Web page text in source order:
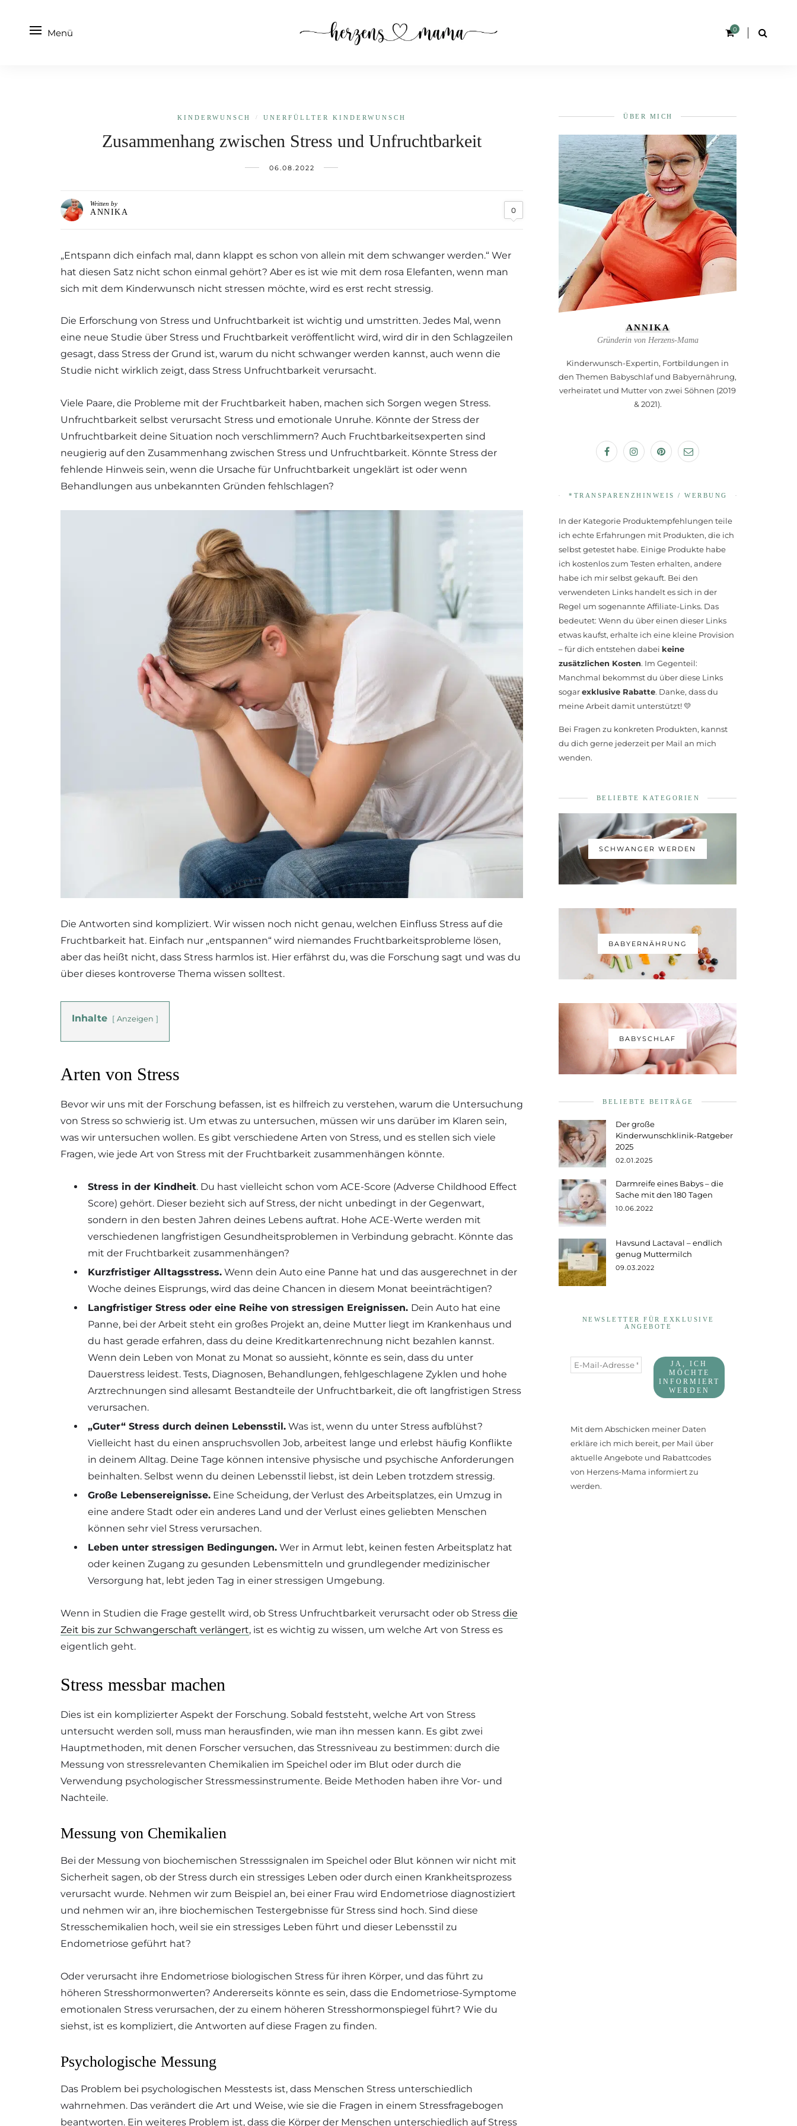
Menü 0
KINDERWUNSCH / UNERFÜLLTER KINDERWUNSCH
Zusammenhang zwischen Stress und Unfruchtbarkeit
06.08.2022
Written by
ANNIKA 0
„Entspann dich einfach mal, dann klappt es schon von allein mit dem schwanger werden.“ Wer
hat diesen Satz nicht schon einmal gehört? Aber es ist wie mit dem rosa Elefanten, wenn man
sich mit dem Kinderwunsch nicht stressen möchte, wird es erst recht stressig.
Die Erforschung von Stress und Unfruchtbarkeit ist wichtig und umstritten. Jedes Mal, wenn
eine neue Studie über Stress und Fruchtbarkeit veröffentlicht wird, wird dir in den Schlagzeilen
gesagt, dass Stress der Grund ist, warum du nicht schwanger werden kannst, auch wenn die
Studie nicht wirklich zeigt, dass Stress Unfruchtbarkeit verursacht.
Viele Paare, die Probleme mit der Fruchtbarkeit haben, machen sich Sorgen wegen Stress.
Unfruchtbarkeit selbst verursacht Stress und emotionale Unruhe. Könnte der Stress der
Unfruchtbarkeit deine Situation noch verschlimmern? Auch Fruchtbarkeitsexperten sind
neugierig auf den Zusammenhang zwischen Stress und Unfruchtbarkeit. Könnte Stress der
fehlende Hinweis sein, wenn die Ursache für Unfruchtbarkeit ungeklärt ist oder wenn
Behandlungen aus unbekannten Gründen fehlschlagen?
Die Antworten sind kompliziert. Wir wissen noch nicht genau, welchen Einfluss Stress auf die
Fruchtbarkeit hat. Einfach nur „entspannen“ wird niemandes Fruchtbarkeitsprobleme lösen,
aber das heißt nicht, dass Stress harmlos ist. Hier erfährst du, was die Forschung sagt und was du
über dieses kontroverse Thema wissen solltest.
Inhalte Anzeigen
Arten von Stress
Bevor wir uns mit der Forschung befassen, ist es hilfreich zu verstehen, warum die Untersuchung
von Stress so schwierig ist. Um etwas zu untersuchen, müssen wir uns darüber im Klaren sein,
was wir untersuchen wollen. Es gibt verschiedene Arten von Stress, und es stellen sich viele
Fragen, wie jede Art von Stress mit der Fruchtbarkeit zusammenhängen könnte.
Stress in der Kindheit. Du hast vielleicht schon vom ACE-Score (Adverse Childhood Effect
Score) gehört. Dieser bezieht sich auf Stress, der nicht unbedingt in der Gegenwart,
sondern in den besten Jahren deines Lebens auftrat. Hohe ACE-Werte werden mit
verschiedenen langfristigen Gesundheitsproblemen in Verbindung gebracht. Könnte das
mit der Fruchtbarkeit zusammenhängen?
Kurzfristiger Alltagsstress. Wenn dein Auto eine Panne hat und das ausgerechnet in der
Woche deines Eisprungs, wird das deine Chancen in diesem Monat beeinträchtigen?
Langfristiger Stress oder eine Reihe von stressigen Ereignissen. Dein Auto hat eine
Panne, bei der Arbeit steht ein großes Projekt an, deine Mutter liegt im Krankenhaus und
du hast gerade erfahren, dass du deine Kreditkartenrechnung nicht bezahlen kannst.
Wenn dein Leben von Monat zu Monat so aussieht, könnte es sein, dass du unter
Dauerstress leidest. Tests, Diagnosen, Behandlungen, fehlgeschlagene Zyklen und hohe
Arztrechnungen sind allesamt Bestandteile der Unfruchtbarkeit, die oft langfristigen Stress
verursachen.
„Guter“ Stress durch deinen Lebensstil. Was ist, wenn du unter Stress aufblühst?
Vielleicht hast du einen anspruchsvollen Job, arbeitest lange und erlebst häufig Konflikte
in deinem Alltag. Deine Tage können intensive physische und psychische Anforderungen
beinhalten. Selbst wenn du deinen Lebensstil liebst, ist dein Leben trotzdem stressig.
Große Lebensereignisse. Eine Scheidung, der Verlust des Arbeitsplatzes, ein Umzug in
eine andere Stadt oder ein anderes Land und der Verlust eines geliebten Menschen
können sehr viel Stress verursachen.
Leben unter stressigen Bedingungen. Wer in Armut lebt, keinen festen Arbeitsplatz hat
oder keinen Zugang zu gesunden Lebensmitteln und grundlegender medizinischer
Versorgung hat, lebt jeden Tag in einer stressigen Umgebung.
Wenn in Studien die Frage gestellt wird, ob Stress Unfruchtbarkeit verursacht oder ob Stress die
Zeit bis zur Schwangerschaft verlängert, ist es wichtig zu wissen, um welche Art von Stress es
eigentlich geht.
Stress messbar machen
Dies ist ein komplizierter Aspekt der Forschung. Sobald feststeht, welche Art von Stress
untersucht werden soll, muss man herausfinden, wie man ihn messen kann. Es gibt zwei
Hauptmethoden, mit denen Forscher versuchen, das Stressniveau zu bestimmen: durch die
Messung von stressrelevanten Chemikalien im Speichel oder im Blut oder durch die
Verwendung psychologischer Stressmessinstrumente. Beide Methoden haben ihre Vor- und
Nachteile.
Messung von Chemikalien
Bei der Messung von biochemischen Stresssignalen im Speichel oder Blut können wir nicht mit
Sicherheit sagen, ob der Stress durch ein stressiges Leben oder durch einen Krankheitsprozess
verursacht wurde. Nehmen wir zum Beispiel an, bei einer Frau wird Endometriose diagnostiziert
und nehmen wir an, ihre biochemischen Testergebnisse für Stress sind hoch. Sind diese
Stresschemikalien hoch, weil sie ein stressiges Leben führt und dieser Lebensstil zu
Endometriose geführt hat?
Oder verursacht ihre Endometriose biologischen Stress für ihren Körper, und das führt zu
höheren Stresshormonwerten? Andererseits könnte es sein, dass die Endometriose-Symptome
emotionalen Stress verursachen, der zu einem höheren Stresshormonspiegel führt? Wie du
siehst, ist es kompliziert, die Antworten auf diese Fragen zu finden.
Psychologische Messung
Das Problem bei psychologischen Messtests ist, dass Menschen Stress unterschiedlich
wahrnehmen. Das verändert die Art und Weise, wie sie die Fragen in einem Stressfragebogen
beantworten. Ein weiteres Problem ist, dass die Körper der Menschen unterschiedlich auf Stress
ÜBER MICH
ANNIKA
Gründerin von Herzens-Mama
Kinderwunsch-Expertin, Fortbildungen in
den Themen Babyschlaf und Babyernährung,
verheiratet und Mutter von zwei Söhnen (2019
& 2021).
*TRANSPARENZHINWEIS / WERBUNG
In der Kategorie Produktempfehlungen teile
ich echte Erfahrungen mit Produkten, die ich
selbst getestet habe. Einige Produkte habe
ich kostenlos zum Testen erhalten, andere
habe ich mir selbst gekauft. Bei den
verwendeten Links handelt es sich in der
Regel um sogenannte Affiliate-Links. Das
bedeutet: Wenn du über einen dieser Links
etwas kaufst, erhalte ich eine kleine Provision
– für dich entstehen dabei keine
zusätzlichen Kosten. Im Gegenteil:
Manchmal bekommst du über diese Links
sogarexklusive Rabatte. Danke, dass du
meine Arbeit damit unterstützt! 💛
Bei Fragen zu konkreten Produkten, kannst
du dich gerne jederzeit per Mail an mich
wenden.
BELIEBTE KATEGORIEN
SCHWANGER WERDEN
BABYERNÄHRUNG
BABYSCHLAF
BELIEBTE BEITRÄGE
Der große
Kinderwunschklinik-Ratgeber
2025
02.01.2025
Darmreife eines Babys – die
Sache mit den 180 Tagen
10.06.2022
Havsund Lactaval – endlich
genug Muttermilch
09.03.2022
NEWSLETTER FÜR EXKLUSIVE
ANGEBOTE
Mit dem Abschicken meiner Daten
erkläre ich mich bereit, per Mail über
aktuelle Angebote und Rabattcodes
von Herzens-Mama informiert zu
werden.